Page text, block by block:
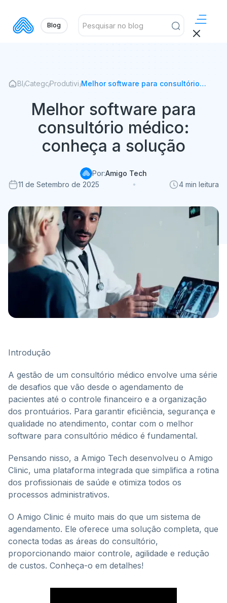
Blog
Blog
/Categorias
/Produtividade
/Melhor software para consultório
Melhor software para
consultório médico:
conheça a solução
Por:Amigo Tech
11 de Setembro de 2025
4 min leitura
Introdução
A gestão de um consultório médico envolve uma série
de desafios que vão desde o agendamento de
pacientes até o controle financeiro e a organização
dos prontuários. Para garantir eficiência, segurança e
qualidade no atendimento, contar com o melhor
software para consultório médico é fundamental.
Pensando nisso, a Amigo Tech desenvolveu o Amigo
Clinic, uma plataforma integrada que simplifica a rotina
dos profissionais de saúde e otimiza todos os
processos administrativos.
O Amigo Clinic é muito mais do que um sistema de
agendamento. Ele oferece uma solução completa, que
conecta todas as áreas do consultório,
proporcionando maior controle, agilidade e redução
de custos. Conheça-o em detalhes!